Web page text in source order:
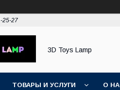
25-27
3D Toys Lamp
ТОВАРЫ И УСЛУГИ О